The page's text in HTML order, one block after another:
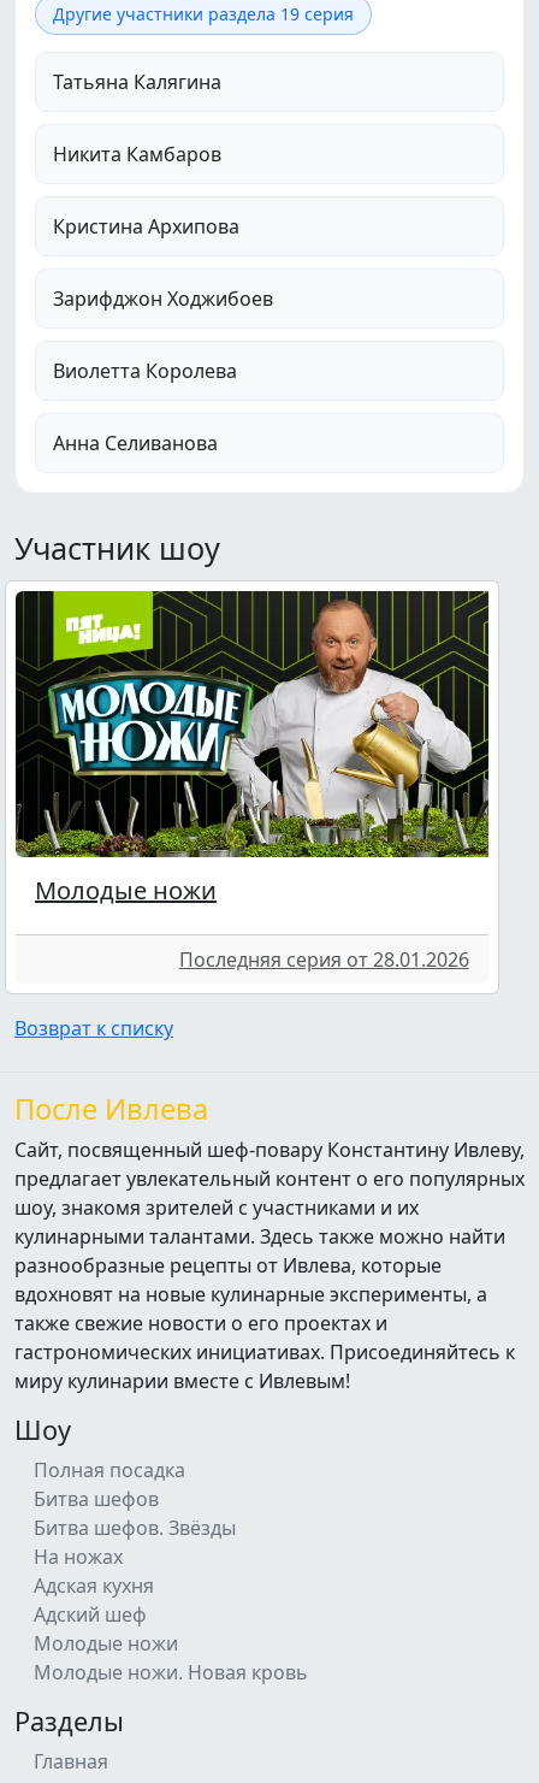
Другие участники раздела 19 серия
Татьяна Калягина
Никита Камбаров
Кристина Архипова
Зарифджон Ходжибоев
Виолетта Королева
Анна Селиванова
Участник шоу
Молодые ножи
Последняя серия от 28.01.2026
Возврат к списку
После Ивлева
Сайт, посвященный шеф-повару Константину Ивлеву,
предлагает увлекательный контент о его популярных
шоу, знакомя зрителей с участниками и их
кулинарными талантами. Здесь также можно найти
разнообразные рецепты от Ивлева, которые
вдохновят на новые кулинарные эксперименты, а
также свежие новости о его проектах и
гастрономических инициативах. Присоединяйтесь к
миру кулинарии вместе с Ивлевым!
Шоу
Полная посадка
Битва шефов
Битва шефов. Звёзды
На ножах
Адская кухня
Адский шеф
Молодые ножи
Молодые ножи. Новая кровь
Разделы
Главная